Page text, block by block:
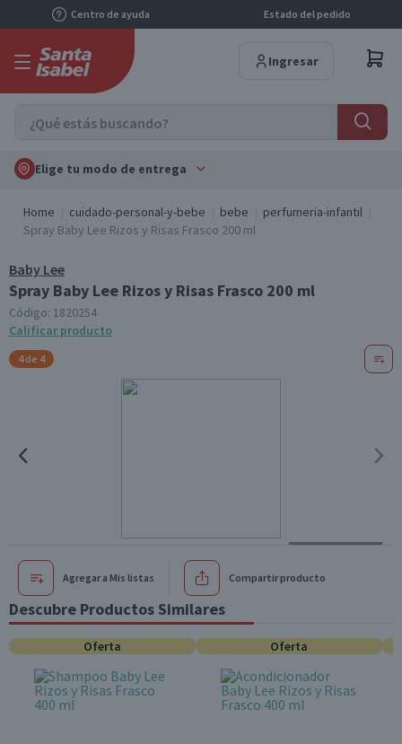
Centro de ayuda Estado del pedido
Ingresar
Elige tu modo de entrega
Home cuidado-personal-y-bebe bebe
perfumeria-infantil
Spray Baby Lee Rizos y Risas Frasco 200 ml
Baby Lee
Spray Baby Lee Rizos y Risas Frasco 200 ml
Código: 1820254
Calificar producto
4 de 4
Agregar a Mis listas Compartir producto
Descubre Productos Similares
Oferta Oferta